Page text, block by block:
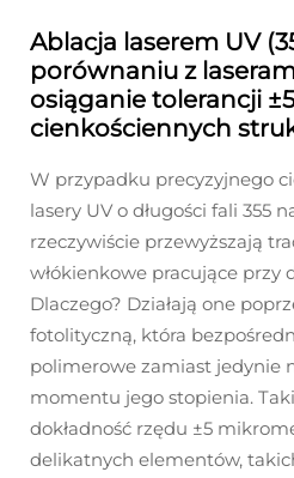
Ablacja laserem UV
porównaniu z
osiąganie tolerancji
cienkościennych
W przypadku precyzyjnego
lasery UV o długości fali 355
rzeczywiście przewyższają
włókienkowe pracujące przy
Dlaczego? Działają one
fotolityczną, która
polimerowe zamiast jedynie
momentu jego stopienia.
dokładność rzędu ±5
delikatnych elementów,